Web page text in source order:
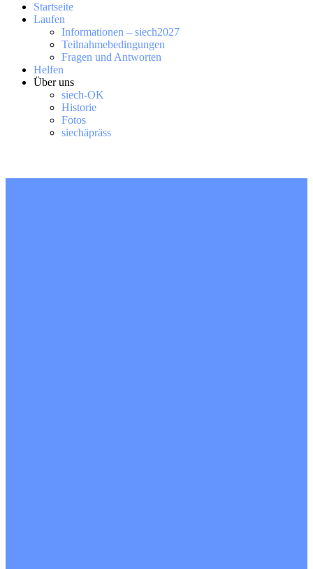
Startseite
Laufen
Informationen – siech2027
Teilnahmebedingungen
Fragen und Antworten
Helfen
Über uns
siech-OK
Historie
Fotos
siechäpräss